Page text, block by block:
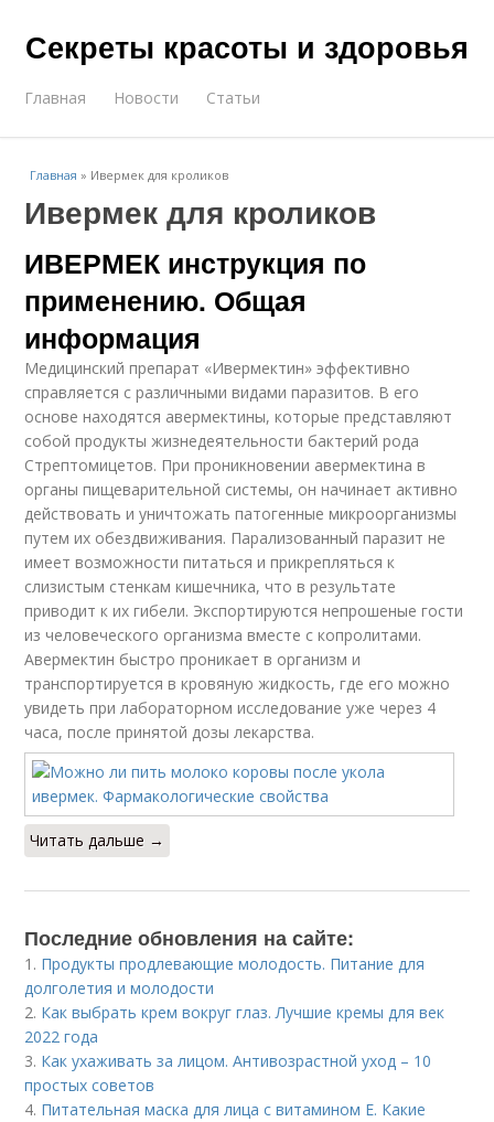
Секреты красоты и здоровья
Главная Новости Статьи
Главная » Ивермек для кроликов
Ивермек для кроликов
ИВЕРМЕК инструкция по
применению. Общая
информация
Медицинский препарат «Ивермектин» эффективно
справляется с различными видами паразитов. В его
основе находятся авермектины, которые представляют
собой продукты жизнедеятельности бактерий рода
Стрептомицетов. При проникновении авермектина в
органы пищеварительной системы, он начинает активно
действовать и уничтожать патогенные микроорганизмы
путем их обездвиживания. Парализованный паразит не
имеет возможности питаться и прикрепляться к
слизистым стенкам кишечника, что в результате
приводит к их гибели. Экспортируются непрошеные гости
из человеческого организма вместе с копролитами.
Авермектин быстро проникает в организм и
транспортируется в кровяную жидкость, где его можно
увидеть при лабораторном исследование уже через 4
часа, после принятой дозы лекарства.
Читать дальше →
Последние обновления на сайте:
1. Продукты продлевающие молодость. Питание для
долголетия и молодости
2. Как выбрать крем вокруг глаз. Лучшие кремы для век
2022 года
3. Как ухаживать за лицом. Антивозрастной уход – 10
простых советов
4. Питательная маска для лица с витамином Е. Какие